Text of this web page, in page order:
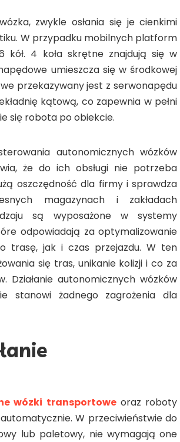
zwykle osłania się je cienkimi
W przypadku mobilnych platform
4 koła skrętne znajdują się w
umieszcza się w środkowej
przekazywany jest z serwonapędu
kątową, co zapewnia w pełni
się robota po obiekcie.
autonomicznych wózków
że do ich obsługi nie potrzeba
oszczędność dla firmy i sprawdza
magazynach i zakładach
są wyposażone w systemy
odpowiadają za optymalizowanie
trasę, jak i czas przejazdu. W ten
się tras, unikanie kolizji i co za
Działanie autonomicznych wózków
stanowi żadnego zagrożenia dla
wózki transportowe oraz roboty
W przeciwieństwie do
lub paletowy, nie wymagają one